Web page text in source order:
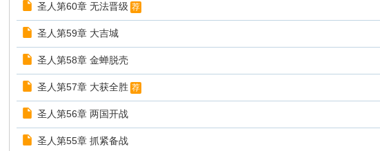
圣人第60章 无法晋级 荐
圣人第59章 大吉城
圣人第58章 金蝉脱壳
圣人第57章 大获全胜 荐
圣人第56章 两国开战
圣人第55章 抓紧备战